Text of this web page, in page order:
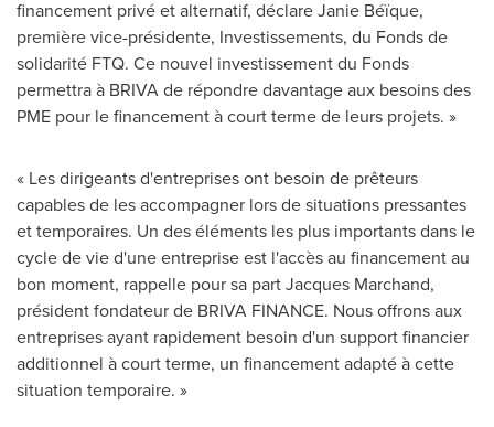
financement privé et alternatif, déclare Janie Béïque,
première vice-présidente, Investissements, du Fonds de
solidarité FTQ. Ce nouvel investissement du Fonds
permettra à BRIVA de répondre davantage aux besoins des
PME pour le financement à court terme de leurs projets. »
« Les dirigeants d'entreprises ont besoin de prêteurs
capables de les accompagner lors de situations pressantes
et temporaires. Un des éléments les plus importants dans le
cycle de vie d'une entreprise est l'accès au financement au
bon moment, rappelle pour sa partJacques Marchand,
président fondateur de BRIVA FINANCE. Nous offrons aux
entreprises ayant rapidement besoin d'un support financier
additionnel à court terme, un financement adapté à cette
situation temporaire. »